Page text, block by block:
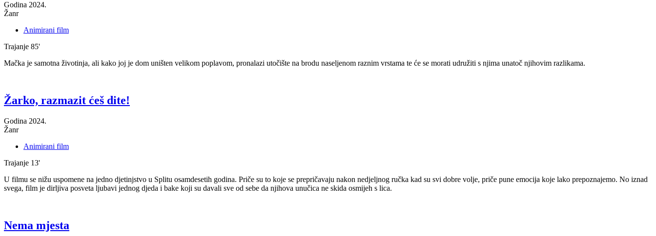
Godina 2024.
Žanr
Animirani film
Trajanje 85'
Mačka je samotna životinja, ali kako joj je dom uništen velikom poplavom, pronalazi utočište na brodu naseljenom raznim vrstama te će se morati udružiti s njima unatoč njihovim razlikama.
Žarko, razmazit ćeš dite!
Godina 2024.
Žanr
Animirani film
Trajanje 13'
U filmu se nižu uspomene na jedno djetinjstvo u Splitu osamdesetih godina. Priče su to koje se prepričavaju nakon nedjeljnog ručka kad su svi dobre volje, priče pune emocija koje lako prepoznajemo. No iznad
svega, film je dirljiva posveta ljubavi jednog djeda i bake koji su davali sve od sebe da njihova unučica ne skida osmijeh s lica.
Nema mjesta